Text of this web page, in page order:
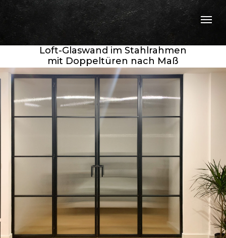
Loft-Glaswand im Stahlrahmen
mit Doppeltüren nach Maß